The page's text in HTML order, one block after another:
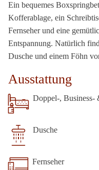
Ein bequemes
Kofferablage, ein
Fernseher und eine
Entspannung. Natürlich
Dusche und einem Föhn
Ausstattung
Doppel-, Business-
Dusche
Fernseher